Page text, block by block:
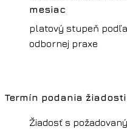
mesiac
platový stupeň
odbornej praxe
Termín podania žiadosti
Žiadosť s